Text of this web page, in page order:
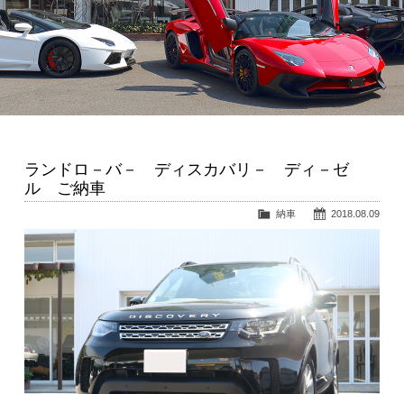
Official Blog
公式ブログ
Company info.
会社案内
ランドロ－バ－ ディスカバリ－ ディ－ゼ
ル ご納車
2018.08.09
納車